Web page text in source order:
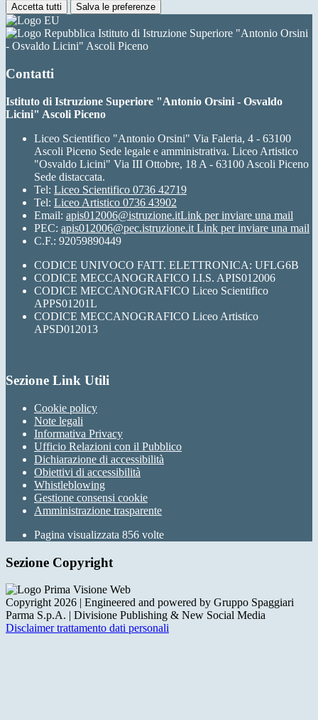
Accetta tutti Salva le preferenze
Istituto di Istruzione Superiore "Antonio Orsini
- Osvaldo Licini" Ascoli Piceno
Contatti
Istituto di Istruzione Superiore "Antonio Orsini - Osvaldo
Licini" Ascoli Piceno
Liceo Scientifico "Antonio Orsini" Via Faleria, 4 - 63100
Ascoli Piceno Sede legale e amministrativa. Liceo Artistico
"Osvaldo Licini" Via III Ottobre, 18 A - 63100 Ascoli Piceno
Sede distaccata.
Tel: Liceo Scientifico 0736 42719
Tel: Liceo Artistico 0736 43902
Email: apis012006@istruzione.itLink per inviare una mail
PEC: apis012006@pec.istruzione.it Link per inviare una mail
C.F.: 92059890449
CODICE UNIVOCO FATT. ELETTRONICA: UFLG6B
CODICE MECCANOGRAFICO I.I.S. APIS012006
CODICE MECCANOGRAFICO Liceo Scientifico
APPS01201L
CODICE MECCANOGRAFICO Liceo Artistico
APSD012013
Sezione Link Utili
Cookie policy
Note legali
Informativa Privacy
Ufficio Relazioni con il Pubblico
Dichiarazione di accessibilità
Obiettivi di accessibilità
Whistleblowing
Gestione consensi cookie
Amministrazione trasparente
Pagina visualizzata 856 volte
Sezione Copyright
Copyright 2026 | Engineered and powered by Gruppo Spaggiari
Parma S.p.A. | Divisione Publishing & New Social Media
Disclaimer trattamento dati personali